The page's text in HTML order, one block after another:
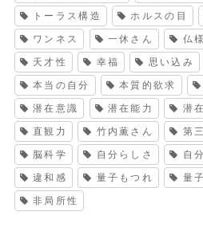
トーラス構造 ホルスの目
ワンネス 一休さん 仏様
天才性 幸福 思い込み
本当の自分 本質的欲求
潜在意識 潜在能力 潜
直観力 竹内薫さん 第
脳科学 自分らしさ 自
違和感 量子もつれ 量
非局所性